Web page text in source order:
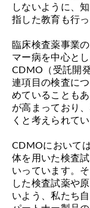
しないように、
指した教育も行っ
臨床検査薬事業
マー病を中心と
CDMO（受託開
連項目の検査に
めていることも
が高まっており
くと考えられてい
CDMOにおいて
体を用いた検査
いっています。
した検査試薬や
いよう、私たち